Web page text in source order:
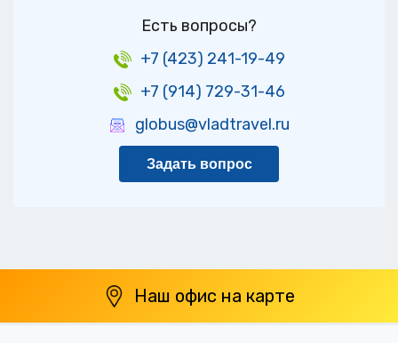
Есть вопросы?
+7 (423) 241-19-49
+7 (914) 729-31-46
globus@vladtravel.ru
Задать вопрос
Наш офис на карте